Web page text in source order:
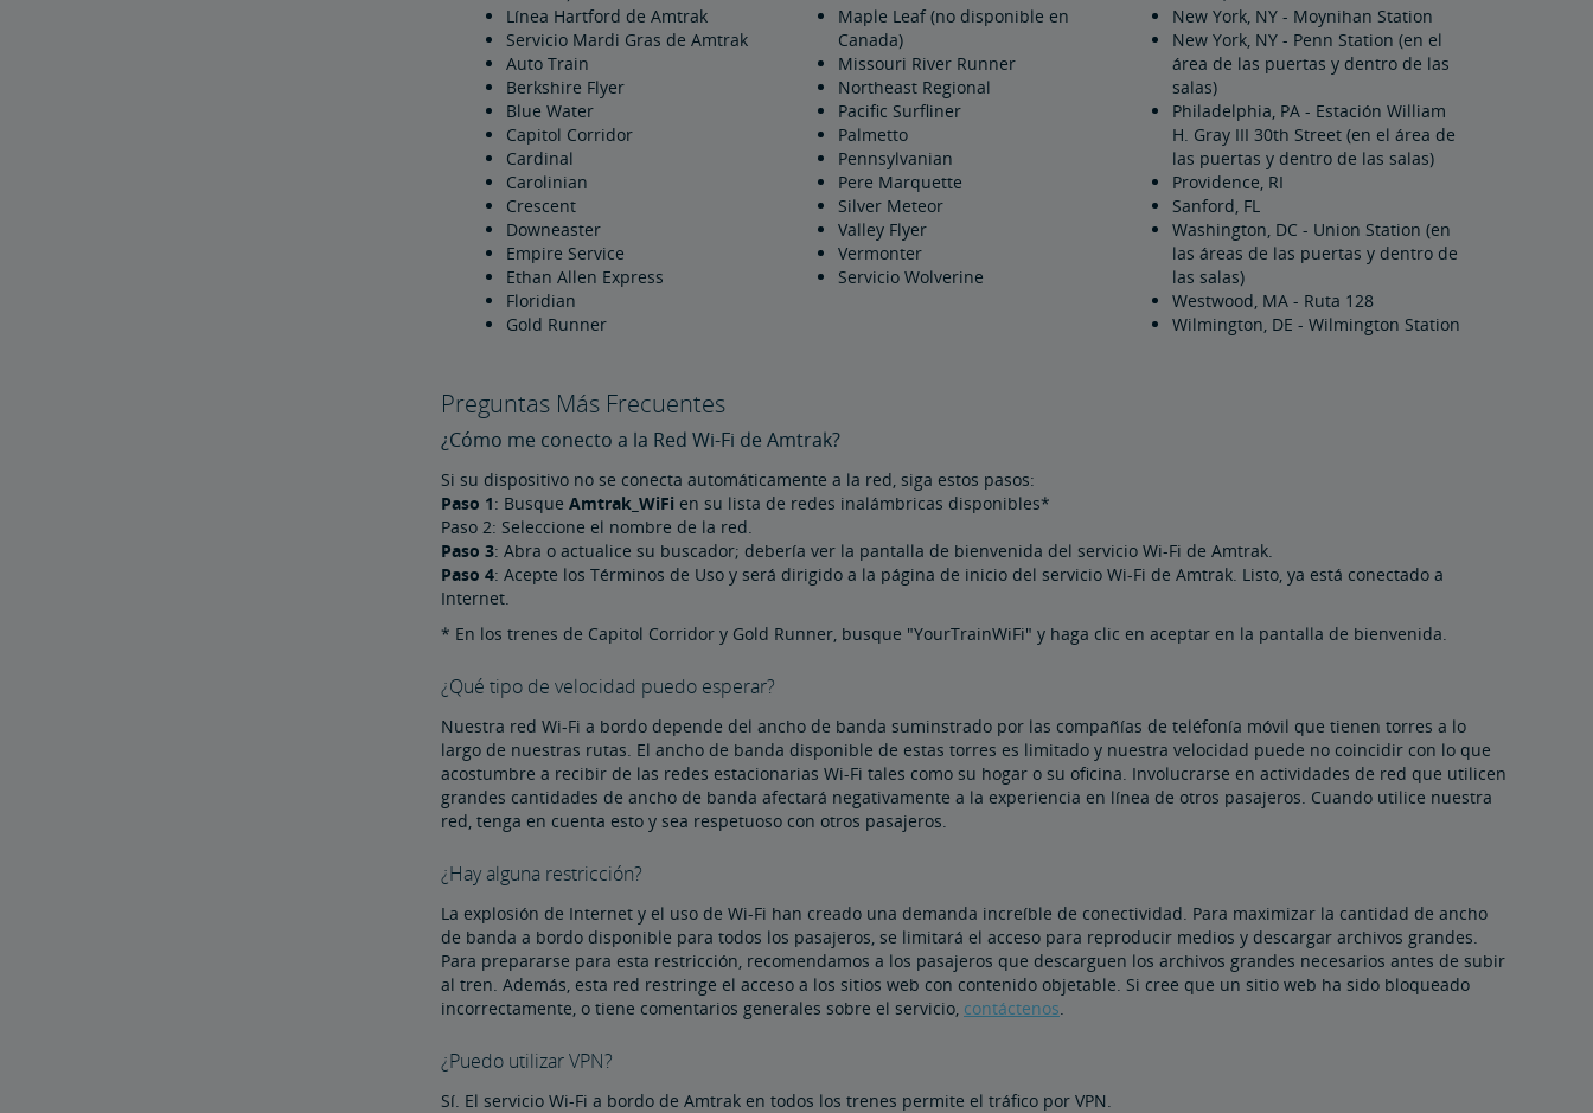
Línea Hartford de Amtrak
Servicio Mardi Gras de Amtrak
Auto Train
Berkshire Flyer
Blue Water
Capitol Corridor
Cardinal
Carolinian
Crescent
Downeaster
Empire Service
Ethan Allen Express
Floridian
Gold Runner
Maple Leaf (no disponible en
Canada)
Missouri River Runner
Northeast Regional
Pacific Surfliner
Palmetto
Pennsylvanian
Pere Marquette
Silver Meteor
Valley Flyer
Vermonter
Servicio Wolverine
New York, NY - Moynihan Station
New York, NY - Penn Station (en el
área de las puertas y dentro de las
salas)
Philadelphia, PA - Estación William
H. Gray III 30th Street (en el área de
las puertas y dentro de las salas)
Providence, RI
Sanford, FL
Washington, DC - Union Station (en
las áreas de las puertas y dentro de
las salas)
Westwood, MA - Ruta 128
Wilmington, DE - Wilmington Station
Preguntas Más Frecuentes
¿Cómo me conecto a la Red Wi-Fi de Amtrak?
Si su dispositivo no se conecta automáticamente a la red, siga estos pasos:
Paso 1: Busque Amtrak_WiFi en su lista de redes inalámbricas disponibles*
Paso 2: Seleccione el nombre de la red.
Paso 3: Abra o actualice su buscador; debería ver la pantalla de bienvenida del servicio Wi-Fi de Amtrak.
Paso 4: Acepte los Términos de Uso y será dirigido a la página de inicio del servicio Wi-Fi de Amtrak. Listo, ya está conectado a
Internet.
* En los trenes de Capitol Corridor y Gold Runner, busque "YourTrainWiFi" y haga clic en aceptar en la pantalla de bienvenida.
¿Qué tipo de velocidad puedo esperar?
Nuestra red Wi-Fi a bordo depende del ancho de banda suminstrado por las compañías de teléfonía móvil que tienen torres a lo
largo de nuestras rutas. El ancho de banda disponible de estas torres es limitado y nuestra velocidad puede no coincidir con lo que
acostumbre a recibir de las redes estacionarias Wi-Fi tales como su hogar o su oficina. Involucrarse en actividades de red que utilicen
grandes cantidades de ancho de banda afectará negativamente a la experiencia en línea de otros pasajeros. Cuando utilice nuestra
red, tenga en cuenta esto y sea respetuoso con otros pasajeros.
¿Hay alguna restricción?
La explosión de Internet y el uso de Wi-Fi han creado una demanda increíble de conectividad. Para maximizar la cantidad de ancho
de banda a bordo disponible para todos los pasajeros, se limitará el acceso para reproducir medios y descargar archivos grandes.
Para prepararse para esta restricción, recomendamos a los pasajeros que descarguen los archivos grandes necesarios antes de subir
al tren. Además, esta red restringe el acceso a los sitios web con contenido objetable. Si cree que un sitio web ha sido bloqueado
incorrectamente, o tiene comentarios generales sobre el servicio, contáctenos.
¿Puedo utilizar VPN?
Sí. El servicio Wi-Fi a bordo de Amtrak en todos los trenes permite el tráfico por VPN.